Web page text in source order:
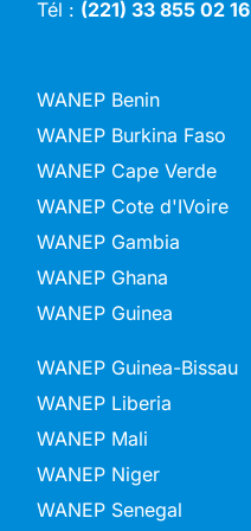
Tél : (221) 33 855 02 16
WANEP Benin
WANEP Burkina Faso
WANEP Cape Verde
WANEP Cote d'IVoire
WANEP Gambia
WANEP Ghana
WANEP Guinea
WANEP Guinea-Bissau
WANEP Liberia
WANEP Mali
WANEP Niger
WANEP Senegal